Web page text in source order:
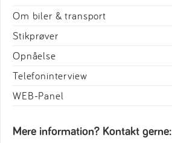
Om biler & transport
Stikprøver
Opnåelse
Telefoninterview
WEB-Panel
Mere information? Kontakt gerne: